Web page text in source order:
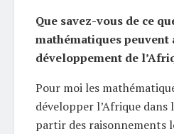
Que savez-vous de ce
mathématiques peuvent
développement de
Pour moi les
développer l’Afrique dans
partir des raisonnements